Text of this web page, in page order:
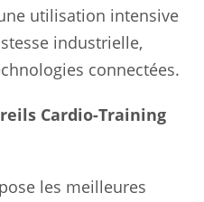
utilisation intensive
industrielle,
connectées.
Cardio-Training
les meilleures